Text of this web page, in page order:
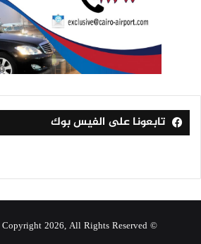
تابعونا على الفيس بوك
© Copyright 2026, All Rights Reserved |